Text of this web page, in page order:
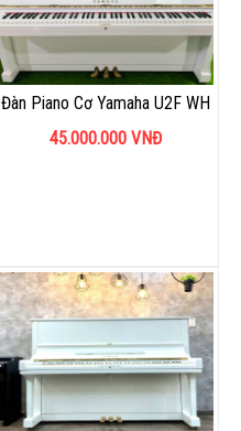
Đàn Piano Cơ Yamaha U2F WH
45.000.000 VNĐ